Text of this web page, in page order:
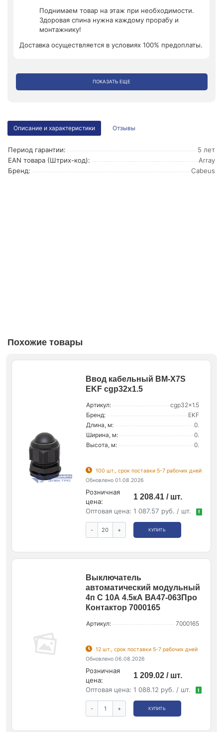
Поднимаем товар на этаж при необходимости.
Здоровая спина нужна каждому прорабу и
монтажнику!
Доставка осуществляется в условиях 100% предоплаты.
ПОКАЗАТЬ ЕЩЕ
Описание и характеристики Отзывы
Период гарантии:
5 лет
EAN товара (Штрих-код):
Array
Бренд:
Cabeus
Похожие товары
Ввод кабельный BM-X7S
EKF cgp32x1.5
Артикул:
cgp32x1.5
Бренд:
EKF
Длина, м:
0.
Ширина, м:
0.
Высота, м:
0.
100 шт., срок поставки 5-7 рабочих дней
Обновлено 01.08.2026
Розничная
цена:
1 208.41 / шт.
Оптовая цена: 1 087.57 руб. / шт. !
- + КУПИТЬ
Выключатель
автоматический модульный
4п C 10А 4.5кА ВА47-063Про
Контактор 7000165
Артикул: 7000165
12 шт., срок поставки 5-7 рабочих дней
Обновлено 06.08.2026
Розничная
цена:
1 209.02 / шт.
Оптовая цена: 1 088.12 руб. / шт. !
- + КУПИТЬ